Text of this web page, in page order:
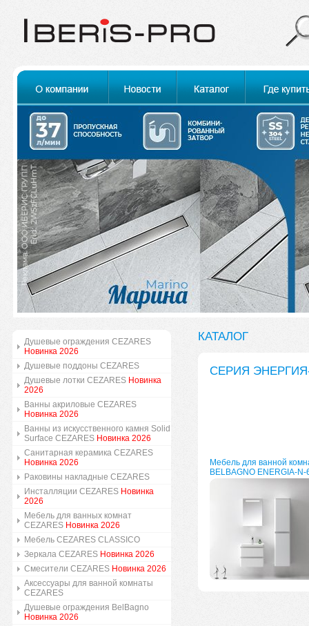
Душевые ограждения CEZARES
Новинка 2026
Душевые поддоны CEZARES
Душевые лотки CEZARES Новинка
2026
Ванны акриловые CEZARES
Новинка 2026
Ванны из искусственного камня Solid
Surface CEZARES Новинка 2026
Санитарная керамика CEZARES
Новинка 2026
Раковины накладные CEZARES
Инсталляции CEZARES Новинка
2026
Мебель для ванных комнат
CEZARES Новинка 2026
Мебель CEZARES CLASSICO
Зеркала CEZARES Новинка 2026
Смесители CEZARES Новинка 2026
Аксессуары для ванной комнаты
CEZARES
Душевые ограждения BelBagno
Новинка 2026
КАТАЛОГ
СЕРИЯ ЭНЕРГИЯ-
Мебель для ванной
BELBAGNO ENERGIA-N-